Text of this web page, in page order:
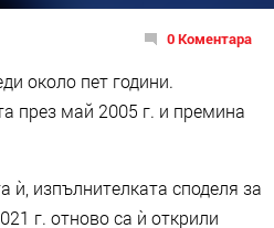
0 Коментара
около пет години.
през май 2005 г. и премина
ѝ, изпълнителката споделя за
г. отново са ѝ открили